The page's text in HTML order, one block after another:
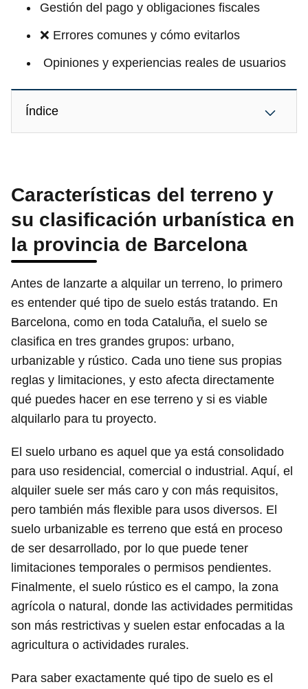
Gestión del pago y obligaciones fiscales
❌ Errores comunes y cómo evitarlos
️ Opiniones y experiencias reales de usuarios
Índice
Características del terreno y
su clasificación urbanística en
la provincia de Barcelona
Antes de lanzarte a alquilar un terreno, lo primero
es entender qué tipo de suelo estás tratando. En
Barcelona, como en toda Cataluña, el suelo se
clasifica en tres grandes grupos: urbano,
urbanizable y rústico. Cada uno tiene sus propias
reglas y limitaciones, y esto afecta directamente
qué puedes hacer en ese terreno y si es viable
alquilarlo para tu proyecto.
El suelo urbano es aquel que ya está consolidado
para uso residencial, comercial o industrial. Aquí, el
alquiler suele ser más caro y con más requisitos,
pero también más flexible para usos diversos. El
suelo urbanizable es terreno que está en proceso
de ser desarrollado, por lo que puede tener
limitaciones temporales o permisos pendientes.
Finalmente, el suelo rústico es el campo, la zona
agrícola o natural, donde las actividades permitidas
son más restrictivas y suelen estar enfocadas a la
agricultura o actividades rurales.
Para saber exactamente qué tipo de suelo es el